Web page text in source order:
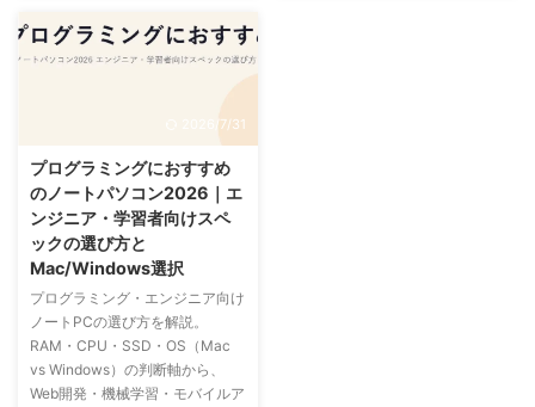
2026/7/31
プログラミングにおすすめ
のノートパソコン2026｜エ
ンジニア・学習者向けスペ
ックの選び方と
Mac/Windows選択
プログラミング・エンジニア向け
ノートPCの選び方を解説。
RAM・CPU・SSD・OS（Mac
vs Windows）の判断軸から、
Web開発・機械学習・モバイルア